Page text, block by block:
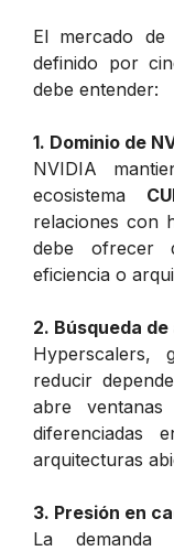
El mercado
definido por
debe entender:
1. Dominio de
NVIDIA
ecosistema
relaciones con
debe ofrecer
eficiencia o
2. Búsqueda
Hyperscalers,
reducir
abre
diferenciadas
arquitecturas
3. Presión en
La